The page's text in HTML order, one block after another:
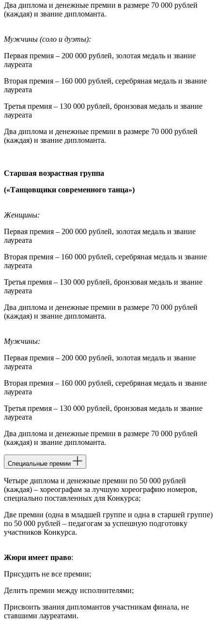
Два диплома и денежные премии в размере 70 000 рублей
(каждая) и звание дипломанта.
Мужчины (соло и дуэты):
Первая премия – 200 000 рублей, золотая медаль и звание
лауреата
Вторая премия – 160 000 рублей, серебряная медаль и звание
лауреата
Третья премия – 130 000 рублей, бронзовая медаль и звание
лауреата
Два диплома и денежные премии в размере 70 000 рублей
(каждая) и звание дипломанта.
Старшая возрастная группа
(«Танцовщики современного танца»)
Женщины:
Первая премия – 200 000 рублей, золотая медаль и звание
лауреата
Вторая премия – 160 000 рублей, серебряная медаль и звание
лауреата
Третья премия – 130 000 рублей, бронзовая медаль и звание
лауреата
Два диплома и денежные премии в размере 70 000 рублей
(каждая) и звание дипломанта.
Мужчины:
Первая премия – 200 000 рублей, золотая медаль и звание
лауреата
Вторая премия – 160 000 рублей, серебряная медаль и звание
лауреата
Третья премия – 130 000 рублей, бронзовая медаль и звание
лауреата
Два диплома и денежные премии в размере 70 000 рублей
(каждая) и звание дипломанта.
Специальные премии
Четыре диплома и денежные премии по 50 000 рублей
(каждая) – хореографам за лучшую хореографию номеров,
специально поставленных для Конкурса;
Две премии (одна в младшей группе и одна в старшей группе)
по 50 000 рублей – педагогам за успешную подготовку
участников Конкурса.
Жюри имеет право:
Присудить не все премии;
Делить премии между исполнителями;
Присвоить звания дипломантов участникам финала, не
ставшими лауреатами.